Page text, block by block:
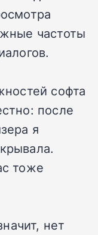
частоты
софта
после
я
тоже
нет